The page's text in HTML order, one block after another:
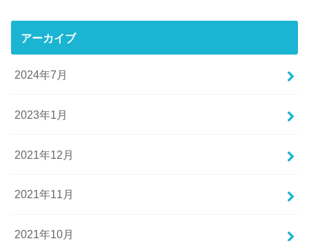
アーカイブ
2024年7月
2023年1月
2021年12月
2021年11月
2021年10月